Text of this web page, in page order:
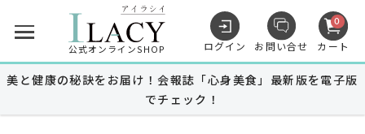
キャンペーン
公式オンラインSHOP ログイン お問い合せ
0
カート
美と健康の秘訣をお届け！会報誌「心身美食」最新版を電子版
でチェック！